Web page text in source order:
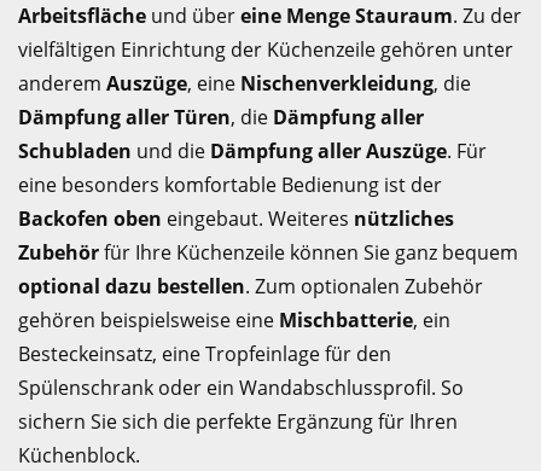
Arbeitsfläche und übereine Menge Stauraum. Zu der
vielfältigen Einrichtung der Küchenzeile gehören unter
anderem Auszüge, eine Nischenverkleidung, die
Dämpfung aller Türen, die Dämpfung aller
Schubladen und die Dämpfung aller Auszüge. Für
eine besonders komfortable Bedienung ist der
Backofen oben eingebaut. Weiteres nützliches
Zubehörfür Ihre Küchenzeile können Sie ganz bequem
optional dazu bestellen. Zum optionalen Zubehör
gehören beispielsweise eine Mischbatterie, ein
Besteckeinsatz, eine Tropfeinlage für den
Spülenschrank oder ein Wandabschlussprofil. So
sichern Sie sich die perfekte Ergänzung für Ihren
Küchenblock.